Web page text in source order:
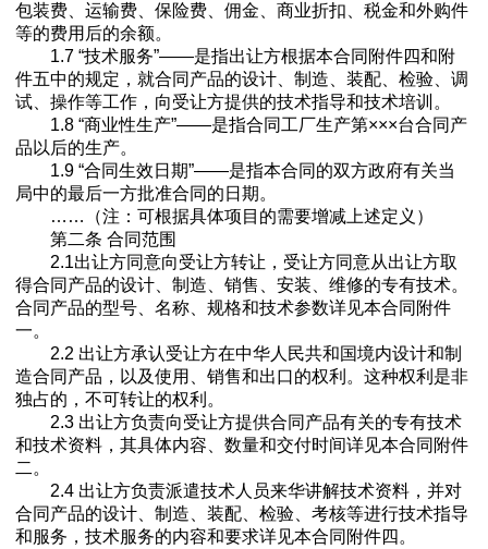
包装费、运输费、保险费、佣金、商业折扣、税金和外购件
等的费用后的余额。
1.7 “技术服务”——是指出让方根据本合同附件四和附
件五中的规定，就合同产品的设计、制造、装配、检验、调
试、操作等工作，向受让方提供的技术指导和技术培训。
1.8 “商业性生产”——是指合同工厂生产第×××台合同产
品以后的生产。
1.9 “合同生效日期”——是指本合同的双方政府有关当
局中的最后一方批准合同的日期。
……（注：可根据具体项目的需要增减上述定义）
第二条 合同范围
2.1出让方同意向受让方转让，受让方同意从出让方取
得合同产品的设计、制造、销售、安装、维修的专有技术。
合同产品的型号、名称、规格和技术参数详见本合同附件
一。
2.2 出让方承认受让方在中华人民共和国境内设计和制
造合同产品，以及使用、销售和出口的权利。这种权利是非
独占的，不可转让的权利。
2.3 出让方负责向受让方提供合同产品有关的专有技术
和技术资料，其具体内容、数量和交付时间详见本合同附件
二。
2.4 出让方负责派遣技术人员来华讲解技术资料，并对
合同产品的设计、制造、装配、检验、考核等进行技术指导
和服务，技术服务的内容和要求详见本合同附件四。